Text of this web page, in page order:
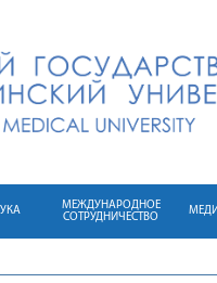
МЕЖДУНАРОДНОЕ
СОТРУДНИЧЕСТВО